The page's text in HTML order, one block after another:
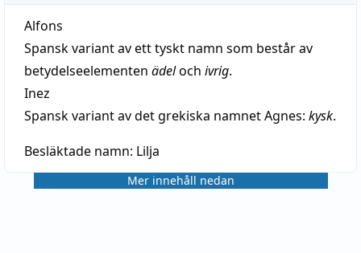
Alfons
Spansk variant av ett tyskt namn som består av
betydelseelementen ädeloch ivrig.
Inez
Spansk variant av det grekiska namnet Agnes: kysk.
Besläktade namn: Lilja
Mer innehåll nedan